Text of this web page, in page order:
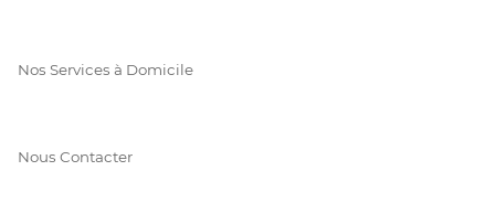
Nos Services à Domicile
Nous Contacter